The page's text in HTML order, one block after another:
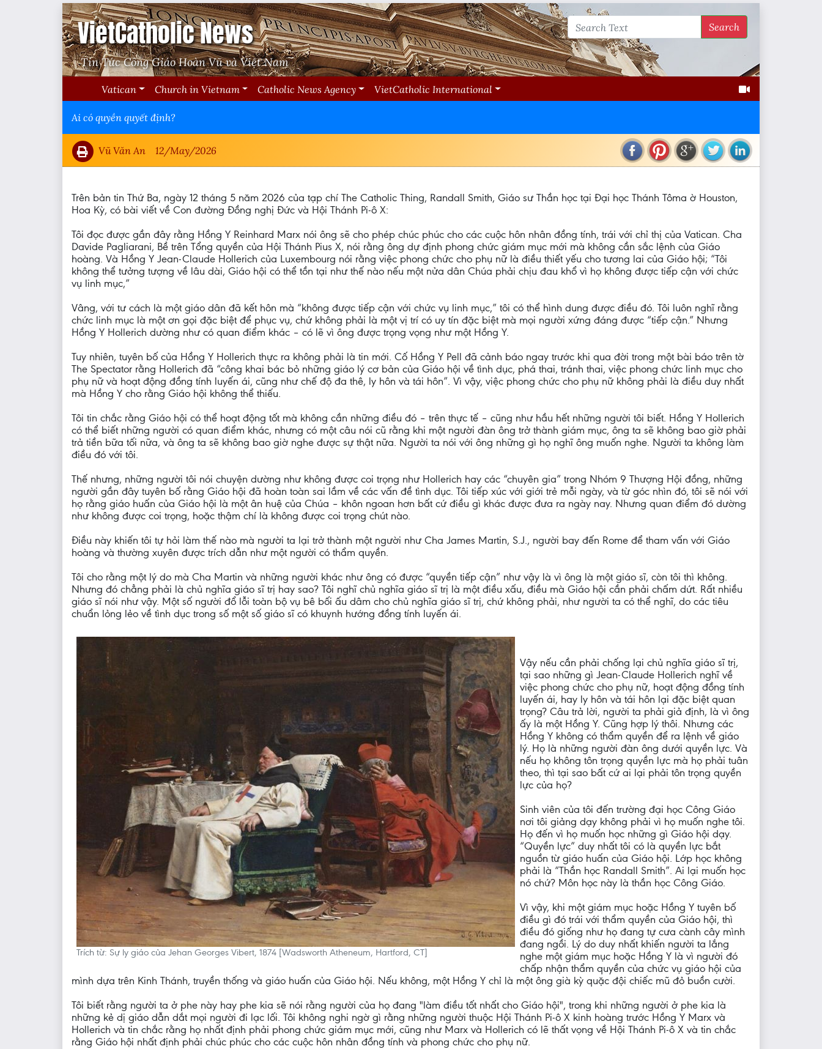
VietCatholic News
Tin Tức Công Giáo Hoàn Vũ và Việt Nam
Search
Vatican Church in Vietnam Catholic News Agency VietCatholic International
Ai có quyền quyết định?
Vũ Văn An 12/May/2026
Trên bản tin Thứ Ba, ngày 12 tháng 5 năm 2026 của tạp chí The Catholic Thing, Randall Smith, Giáo sư Thần học tại Đại học Thánh Tôma ờ Houston,
Hoa Kỳ, có bài viết về Con đường Đồng nghị Đức và Hội Thánh Pi-ô X:
Tôi đọc được gần đây rằng Hồng Y Reinhard Marx nói ông sẽ cho phép chúc phúc cho các cuộc hôn nhân đồng tính, trái với chỉ thị của Vatican. Cha
Davide Pagliarani, Bề trên Tổng quyền của Hội Thánh Pius X, nói rằng ông dự định phong chức giám mục mới mà không cần sắc lệnh của Giáo
hoàng. Và Hồng Y Jean-Claude Hollerich của Luxembourg nói rằng việc phong chức cho phụ nữ là điều thiết yếu cho tương lai của Giáo hội; “Tôi
không thể tưởng tượng về lâu dài, Giáo hội có thể tồn tại như thế nào nếu một nửa dân Chúa phải chịu đau khổ vì họ không được tiếp cận với chức
vụ linh mục,”
Vâng, với tư cách là một giáo dân đã kết hôn mà “không được tiếp cận với chức vụ linh mục,” tôi có thể hình dung được điều đó. Tôi luôn nghĩ rằng
chức linh mục là một ơn gọi đặc biệt để phục vụ, chứ không phải là một vị trí có uy tín đặc biệt mà mọi người xứng đáng được “tiếp cận.” Nhưng
Hồng Y Hollerich dường như có quan điểm khác – có lẽ vì ông được trọng vọng như một Hồng Y.
Tuy nhiên, tuyên bố của Hồng Y Hollerich thực ra không phải là tin mới. Cố Hồng Y Pell đã cảnh báo ngay trước khi qua đời trong một bài báo trên tờ
The Spectator rằng Hollerich đã “công khai bác bỏ những giáo lý cơ bản của Giáo hội về tình dục, phá thai, tránh thai, việc phong chức linh mục cho
phụ nữ và hoạt động đồng tính luyến ái, cũng như chế độ đa thê, ly hôn và tái hôn”. Vì vậy, việc phong chức cho phụ nữ không phải là điều duy nhất
mà Hồng Y cho rằng Giáo hội không thể thiếu.
Tôi tin chắc rằng Giáo hội có thể hoạt động tốt mà không cần những điều đó – trên thực tế – cũng như hầu hết những người tôi biết. Hồng Y Hollerich
có thể biết những người có quan điểm khác, nhưng có một câu nói cũ rằng khi một người đàn ông trở thành giám mục, ông ta sẽ không bao giờ phải
trả tiền bữa tối nữa, và ông ta sẽ không bao giờ nghe được sự thật nữa. Người ta nói với ông những gì họ nghĩ ông muốn nghe. Người ta không làm
điều đó với tôi.
Thế nhưng, những người tôi nói chuyện dường như không được coi trọng như Hollerich hay các “chuyên gia” trong Nhóm 9 Thượng Hội đồng, những
người gần đây tuyên bố rằng Giáo hội đã hoàn toàn sai lầm về các vấn đề tình dục. Tôi tiếp xúc với giới trẻ mỗi ngày, và từ góc nhìn đó, tôi sẽ nói với
họ rằng giáo huấn của Giáo hội là một ân huệ của Chúa – khôn ngoan hơn bất cứ điều gì khác được đưa ra ngày nay. Nhưng quan điểm đó dường
như không được coi trọng, hoặc thậm chí là không được coi trọng chút nào.
Điều này khiến tôi tự hỏi làm thế nào mà người ta lại trở thành một người như Cha James Martin, S.J., người bay đến Rome để tham vấn với Giáo
hoàng và thường xuyên được trích dẫn như một người có thẩm quyền.
Tôi cho rằng một lý do mà Cha Martin và những người khác như ông có được “quyền tiếp cận” như vậy là vì ông là một giáo sĩ, còn tôi thì không.
Nhưng đó chẳng phải là chủ nghĩa giáo sĩ trị hay sao? Tôi nghĩ chủ nghĩa giáo sĩ trị là một điều xấu, điều mà Giáo hội cần phải chấm dứt. Rất nhiều
giáo sĩ nói như vậy. Một số người đổ lỗi toàn bộ vụ bê bối ấu dâm cho chủ nghĩa giáo sĩ trị, chứ không phải, như người ta có thể nghĩ, do các tiêu
chuẩn lỏng lẻo về tình dục trong số một số giáo sĩ có khuynh hướng đồng tính luyến ái.
Trích từ: Sự ly giáo của Jehan Georges Vibert, 1874 [Wadsworth Atheneum, Hartford, CT]
Vậy nếu cần phải chống lại chủ nghĩa giáo sĩ trị,
tại sao những gì Jean-Claude Hollerich nghĩ về
việc phong chức cho phụ nữ, hoạt động đồng tính
luyến ái, hay ly hôn và tái hôn lại đặc biệt quan
trọng? Câu trả lời, người ta phải giả định, là vì ông
ấy là một Hồng Y. Cũng hợp lý thôi. Nhưng các
Hồng Y không có thẩm quyền để ra lệnh về giáo
lý. Họ là những người đàn ông dưới quyền lực. Và
nếu họ không tôn trọng quyền lực mà họ phải tuân
theo, thì tại sao bất cứ ai lại phải tôn trọng quyền
lực của họ?
Sinh viên của tôi đến trường đại học Công Giáo
nơi tôi giảng dạy không phải vì họ muốn nghe tôi.
Họ đến vì họ muốn học những gì Giáo hội dạy.
“Quyền lực” duy nhất tôi có là quyền lực bắt
nguồn từ giáo huấn của Giáo hội. Lớp học không
phải là “Thần học Randall Smith”. Ai lại muốn học
nó chứ? Môn học này là thần học Công Giáo.
Vì vậy, khi một giám mục hoặc Hồng Y tuyên bố
điều gì đó trái với thẩm quyền của Giáo hội, thì
điều đó giống như họ đang tự cưa cành cây mình
đang ngồi. Lý do duy nhất khiến người ta lắng
nghe một giám mục hoặc Hồng Y là vì người đó
chấp nhận thẩm quyền của chức vụ giáo hội của
mình dựa trên Kinh Thánh, truyền thống và giáo huấn của Giáo hội. Nếu không, một Hồng Y chỉ là một ông già kỳ quặc đội chiếc mũ đỏ buồn cười.
Tôi biết rằng người ta ở phe này hay phe kia sẽ nói rằng người của họ đang "làm điều tốt nhất cho Giáo hội", trong khi những người ở phe kia là
những kẻ dị giáo dẫn dắt mọi người đi lạc lối. Tôi không nghi ngờ gì rằng những người thuộc Hội Thánh Pi-ô X kinh hoàng trước Hồng Y Marx và
Hollerich và tin chắc rằng họ nhất định phải phong chức giám mục mới, cũng như Marx và Hollerich có lẽ thất vọng về Hội Thánh Pi-ô X và tin chắc
rằng Giáo hội nhất định phải chúc phúc cho các cuộc hôn nhân đồng tính và phong chức cho phụ nữ.